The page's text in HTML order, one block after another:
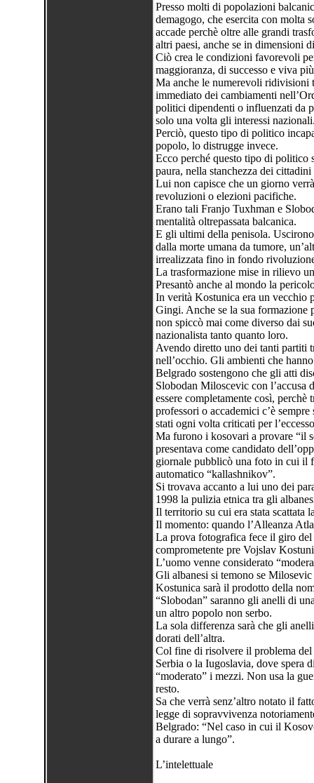
Presso molti di popolazioni
demagogo, che esercita con molta
accade perchè oltre alle grandi
altri paesi, anche se in dimensioni
Ciò crea le condizioni favorevoli
maggioranza, di successo e viva
Ma anche le numerevoli ridivisioni
immediato dei cambiamenti
politici dipendenti o influenzati da
solo una volta gli interessi
Perciò, questo tipo di politico
popolo, lo distrugge invece.
Ecco perché questo tipo di politico
paura, nella stanchezza dei
Lui non capisce che un giorno
revoluzioni o elezioni pacifiche.
Erano tali Franjo Tuxhman e
mentalità oltrepassata balcanica.
E gli ultimi della penisola.
dalla morte umana da tumore,
irrealizzata fino in fondo
La trasformazione mise in rilievo
Presantò anche al mondo la
In verità Kostunica era un vecchio
Gingi. Anche se la sua formazione
non spiccò mai come diverso dai
nazionalista tanto quanto loro.
Avendo diretto uno dei tanti partiti
nell’occhio. Gli ambienti che
Belgrado sostengono che gli atti
Slobodan Miloscevic con l’accusa
essere completamente così,
professori o accademici c’è
stati ogni volta criticati per
Ma furono i kosovari a provare “il
presentava come candidato
giornale pubblicò una foto in cui il
automatico “kallashnikov”.
Si trovava accanto a lui uno dei
1998 la pulizia etnica tra gli
Il territorio su cui era stata scattata
Il momento: quando l’Alleanza
La prova fotografica fece il giro del
comprometente pre Vojslav
L’uomo venne considerato
Gli albanesi si temono se
Kostunica sarà il prodotto della
“Slobodan” saranno gli anelli di
un altro popolo non serbo.
La sola differenza sarà che gli
dorati dell’altra.
Col fine di risolvere il problema
Serbia o la Iugoslavia, dove spera
“moderato” i mezzi. Non usa la
resto.
Sa che verrà senz’altro notato il
legge di sopravvivenza
Belgrado: “Nel caso in cui il
a durare a lungo”.
L’intelettuale